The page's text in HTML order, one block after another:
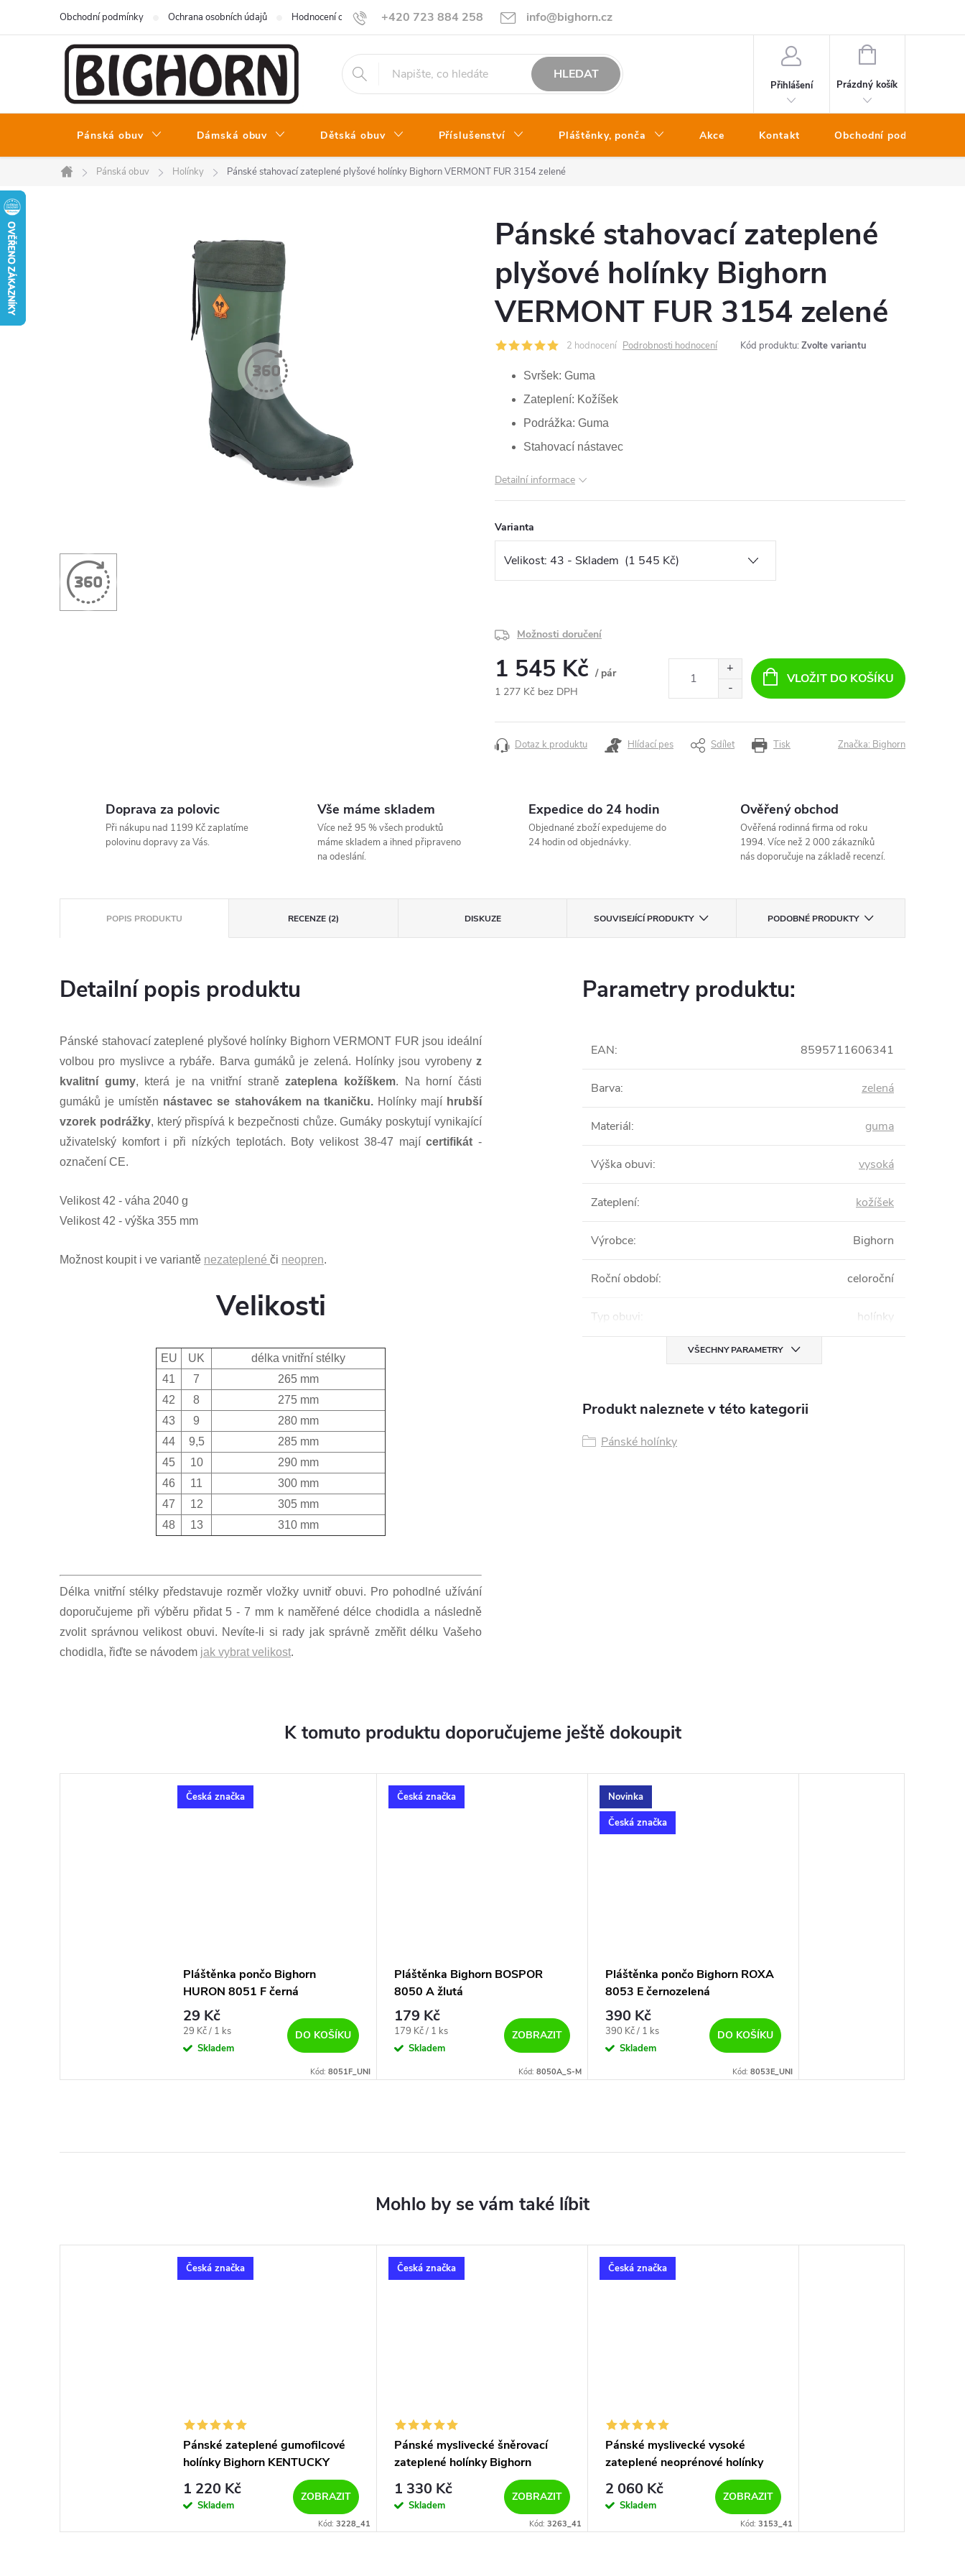
+420 723 884 258 info@bighorn.cz
Obchodní podmínky Ochrana osobních údajů Hodnocení obchodu Kontakt
HLEDAT
Přihlášení
NÁKUPNÍ
Prázdný košík
Pánská obuv Dámská obuv Dětská obuv Příslušenství Pláštěnky, ponča Akce Kontakt Obchodní podmínky
Domů
Pánská obuv Holínky Pánské stahovací zateplené plyšové holínky Bighorn VERMONT FUR 3154 zelené
Pánské stahovací zateplené
plyšové holínky Bighorn
VERMONT FUR 3154 zelené
2 hodnocení Podrobnosti hodnocení Kód produktu: Zvolte variantu
Svršek: Guma
Zateplení: Kožíšek
Podrážka: Guma
Stahovací nástavec
Detailní informace
Varianta
Možnosti doručení
1 545 Kč / pár
1 277 Kč bez DPH
cena:
VLOŽIT DO KOŠÍKU
Tisk
Dotaz k produktu Hlídací pes Sdílet Značka: Bighorn
Doprava za polovic
Při nákupu nad 1199 Kč zaplatíme
polovinu dopravy za Vás.
Vše máme skladem
Více než 95 % všech produktů
máme skladem a ihned připraveno
na odeslání.
Expedice do 24 hodin
Objednané zboží expedujeme do
24 hodin od objednávky.
Ověřený obchod
Ověřená rodinná firma od roku
1994. Více než 2 000 zákazníků
nás doporučuje na základě recenzí.
POPIS PRODUKTU RECENZE (2) DISKUZE SOUVISEJÍCÍ PRODUKTY PODOBNÉ PRODUKTY
Detailní popis produktu
Pánské stahovací zateplené plyšové holínky Bighorn VERMONT FUR jsou ideální
volbou pro myslivce a rybáře. Barva gumáků je zelená. Holínky jsou vyrobeny z
kvalitní gumy, která je na vnitřní stranězateplena kožíškem. Na horní části
gumáků je umístěn nástavec se stahovákem na tkaničku.Holínky mají hrubší
vzorek podrážky, který přispívá k bezpečnosti chůze. Gumáky poskytují vynikající
uživatelský komfort i při nízkých teplotách. Boty velikost 38-47 majícertifikát -
označení CE.
Velikost 42 - váha 2040 g
Velikost 42 - výška 355 mm
Možnost koupit i ve variantě nezateplené či neopren.
Velikosti
EU UK
délka vnitřní stélky
41
7
265 mm
42
8
275 mm
43
9
280 mm
44
9,5
285 mm
45
10
290 mm
46
11
300 mm
47
12
305 mm
48
13 310 mm
Délka vnitřní stélky představuje rozměr vložky uvnitř obuvi. Pro pohodlné užívání
doporučujeme při výběru přidat 5 - 7 mm k naměřené délce chodidla a následně
zvolit správnou velikost obuvi. Nevíte-li si rady jak správně změřit délku Vašeho
chodidla, řiďte se návodem jak vybrat velikost.
Parametry produktu:
EAN: 8595711606341
Barva: zelená
Materiál: guma
Výška obuvi: vysoká
Zateplení: kožíšek
Výrobce: Bighorn
Roční období: celoroční
Typ obuvi: holínky
VŠECHNY PARAMETRY
Produkt naleznete v této kategorii
Pánské holínky
K tomuto produktu doporučujeme ještě dokoupit
Česká značka
Pláštěnka pončo Bighorn
HURON 8051 F černá
29 Kč
Měrná
cena:
29 Kč / 1 ks
Skladem
DO KOŠÍKU
Kód: 8051F_UNI
Česká značka
Pláštěnka Bighorn BOSPOR
8050 A žlutá
179 Kč
Měrná
cena:
179 Kč / 1 ks
Skladem
ZOBRAZIT
Kód: 8050A_S-M
Novinka
Česká značka
Pláštěnka pončo Bighorn ROXA
8053 E černozelená
390 Kč
Měrná
cena:
390 Kč / 1 ks
Skladem
DO KOŠÍKU
Kód: 8053E_UNI
Česká značka
Pánské zateplené gumofilcové
holínky Bighorn KENTUCKY
3228 zelené
1 220 Kč
Skladem
ZOBRAZIT
Kód: 3228_41
Česká značka
Pánské myslivecké šněrovací
zateplené holínky Bighorn
DAKOTA FUR 3263 zelené
1 330 Kč
Skladem
ZOBRAZIT
Kód: 3263_41
Česká značka
Pánské myslivecké vysoké
zateplené neoprénové holínky
Bighorn LABRADOR NEO 3153
zelené
2 060 Kč
Skladem
ZOBRAZIT
Kód: 3153_41